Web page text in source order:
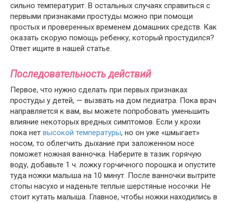
сильно температурит. В остальных случаях справиться с
первыми признаками простуды можно при помощи
простых и проверенных временем домашних средств. Как
оказать скорую помощь ребенку, который простудился?
Ответ ищите в нашей статье.
Последовательность действий
Первое, что нужно сделать при первых признаках
простуды у детей, — вызвать на дом педиатра. Пока врач
направляется к вам, вы можете попробовать уменьшить
влияние некоторых вредных симптомов. Если у крохи
пока нет высокой температуры, но он уже «шмыгает»
носом, то облегчить дыхание при заложенном носе
поможет ножная ванночка. Наберите в тазик горячую
воду, добавьте 1 ч. ложку горчичного порошка и опустите
туда ножки малыша на 10 минут. После ванночки вытрите
стопы насухо и наденьте теплые шерстяные носочки. Не
стоит кутать малыша. Главное, чтобы ножки находились в